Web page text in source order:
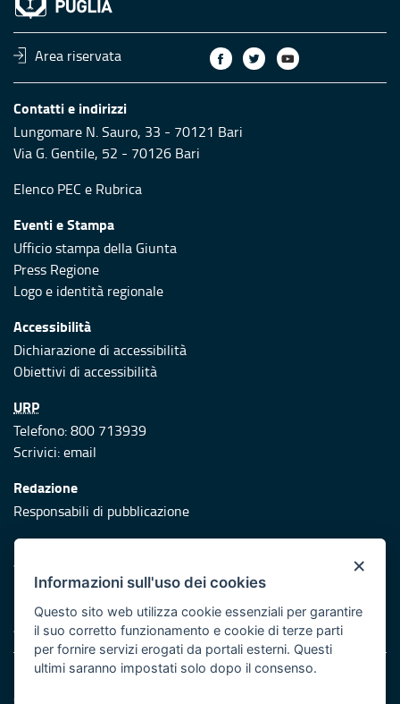
Area riservata
Contatti e indirizzi
Lungomare N. Sauro, 33 - 70121 Bari
Via G. Gentile, 52 - 70126 Bari
Elenco PEC e Rubrica
Eventi e Stampa
Ufficio stampa della Giunta
Press Regione
Logo e identità regionale
Accessibilità
Dichiarazione di accessibilità
Obiettivi di accessibilità
URP
Telefono: 800 713939
Scrivici:email
Redazione
Responsabili di pubblicazione
Protezione civile
Vai al sito di Protezione Civile Puglia
Iniziativa finanziata con risorse del POR Puglia 2014/2020 -
Asse XI
Note legali
Cookie e privacy
×
Informazioni sull'uso dei cookies
Questo sito web utilizza cookie essenziali per garantire
il suo corretto funzionamento e cookie di terze parti
per fornire servizi erogati da portali esterni. Questi
ultimi saranno impostati solo dopo il consenso.